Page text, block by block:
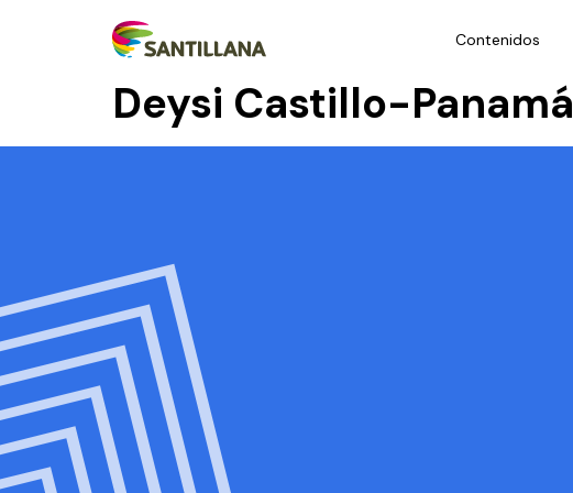
Contenidos
Deysi Castillo-Panamá